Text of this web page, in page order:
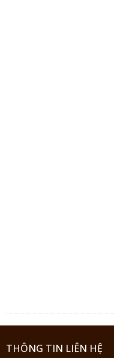
THÔNG TIN LIÊN HỆ